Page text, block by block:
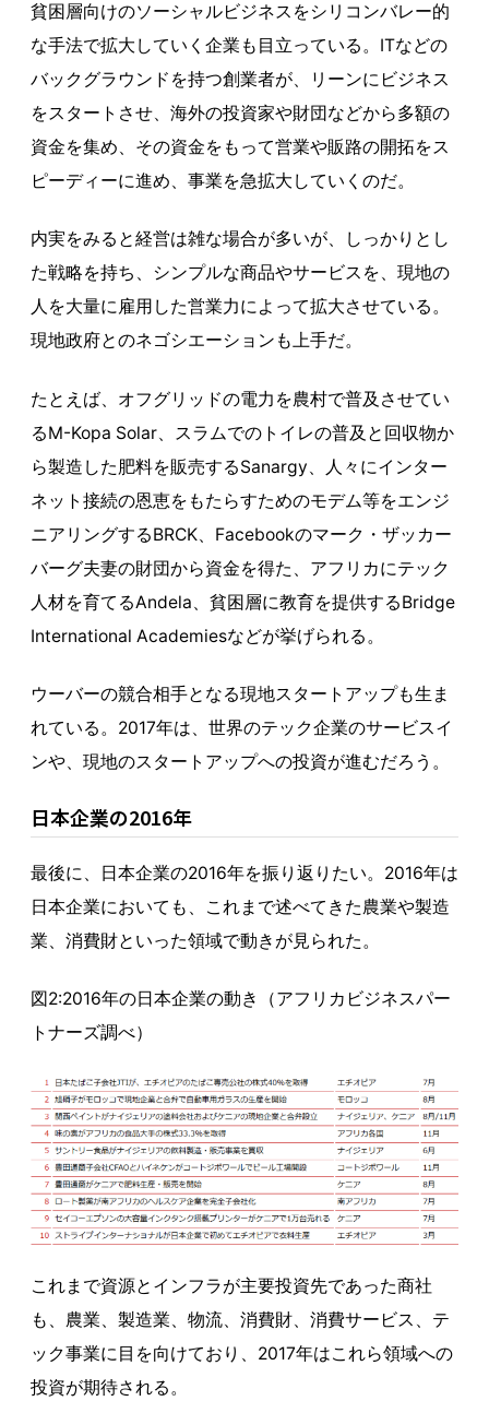
貧困層向けのソーシャルビジネスをシリコンバレー的
な手法で拡大していく企業も目立っている。ITなどの
バックグラウンドを持つ創業者が、リーンにビジネス
をスタートさせ、海外の投資家や財団などから多額の
資金を集め、その資金をもって営業や販路の開拓をス
ピーディーに進め、事業を急拡大していくのだ。
内実をみると経営は雑な場合が多いが、しっかりとし
た戦略を持ち、シンプルな商品やサービスを、現地の
人を大量に雇用した営業力によって拡大させている。
現地政府とのネゴシエーションも上手だ。
たとえば、オフグリッドの電力を農村で普及させてい
るM-Kopa Solar、スラムでのトイレの普及と回収物か
ら製造した肥料を販売するSanargy、人々にインター
ネット接続の恩恵をもたらすためのモデム等をエンジ
ニアリングするBRCK、Facebookのマーク・ザッカー
バーグ夫妻の財団から資金を得た、アフリカにテック
人材を育てるAndela、貧困層に教育を提供するBridge
International Academiesなどが挙げられる。
ウーバーの競合相手となる現地スタートアップも生ま
れている。2017年は、世界のテック企業のサービスイ
ンや、現地のスタートアップへの投資が進むだろう。
日本企業の2016年
最後に、日本企業の2016年を振り返りたい。2016年は
日本企業においても、これまで述べてきた農業や製造
業、消費財といった領域で動きが見られた。
図2:2016年の日本企業の動き（アフリカビジネスパー
トナーズ調べ）
これまで資源とインフラが主要投資先であった商社
も、農業、製造業、物流、消費財、消費サービス、テ
ック事業に目を向けており、2017年はこれら領域への
投資が期待される。